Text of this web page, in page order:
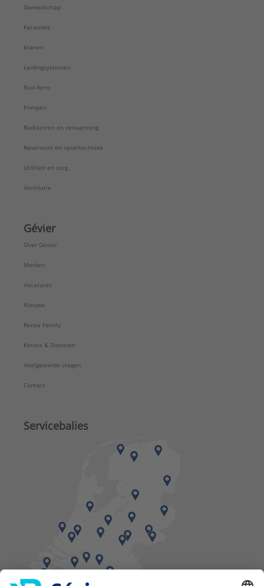
Gereedschap
Keramiek
Kranen
Leidingsystemen
Non-ferro
Pompen
Radiatoren en verwarming
Reservoirs en spoeltechniek
Utiliteit en zorg
Ventilatie
Gévier
Over Gévier
Merken
Vacatures
Nieuws
Rensa Family
Kennis & Diensten
Veelgestelde vragen
Contact
Servicebalies